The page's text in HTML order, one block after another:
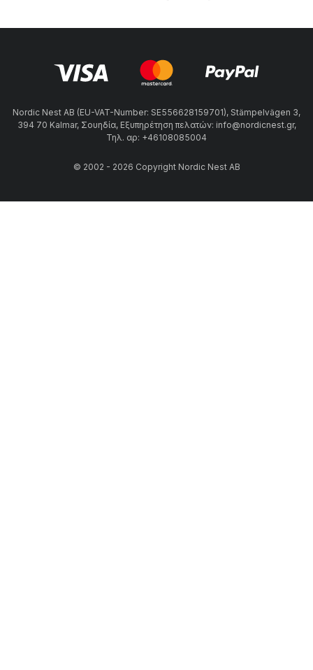
Nordic Nest AB (EU-VAT-Number: SE556628159701), Stämpelvägen 3,
394 70 Kalmar, Σουηδία, Εξυπηρέτηση πελατών: info@nordicnest.gr,
Τηλ. αρ: +46108085004
© 2002 - 2026 Copyright Nordic Nest AB